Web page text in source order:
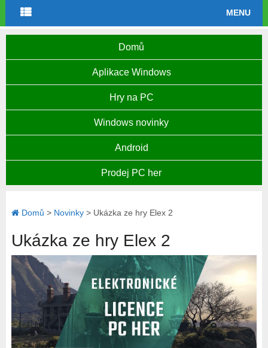
MENU
Domů
Aplikace Windows
Hry na PC
Windows novinky
Android
Prodej PC her
Domů > Novinky> Ukázka ze hry Elex 2
Ukázka ze hry Elex 2